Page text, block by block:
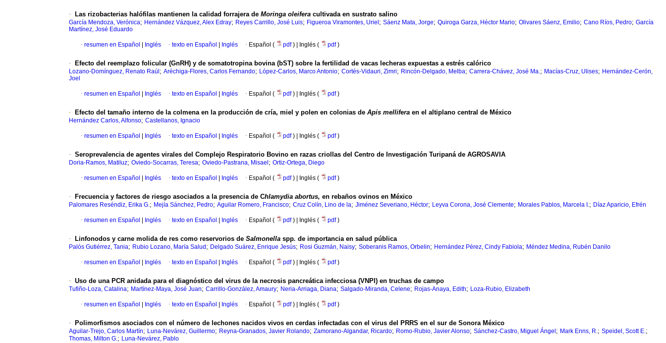
· Las rizobacterias halófilas mantienen la calidad forrajera de Moringa oleifera cultivada en sustrato salino
García Mendoza, Verónica; Hernández Vázquez, Alex Edray; Reyes Carrillo, José Luis; Figueroa Viramontes, Uriel ; Sáenz Mata, Jorge; Quiroga Garza, Héctor Mario; Olivares Sáenz, Emilio; Cano Ríos, Pedro; García
Martínez, José Eduardo
· resumen en Español Inglés · texto en Español Inglés · Español ( pdf) | Inglés ( pdf)
· Efecto del reemplazo folicular (GnRH) y de somatotropina bovina (bST) sobre la fertilidad de vacas lecheras expuestas a estrés calórico
Lozano-Domínguez, Renato Raúl ; Aréchiga-Flores, Carlos Fernando; López-Carlos, Marco Antonio; Cortés-Vidauri, Zimri; Rincón-Delgado, Melba; Carrera-Chávez, José Ma.; Macías-Cruz, Ulises; Hernández-Cerón,
Joel
· resumen en Español Inglés · texto en Español Inglés · Español ( pdf) | Inglés ( pdf)
· Efecto del tamaño interno de la colmena en la producción de cría, miel y polen en colonias de Apis mellifera en el altiplano central de México
Hernández Carlos, Alfonso; Castellanos, Ignacio
· resumen en Español Inglés · texto en Español Inglés · Español ( pdf) | Inglés ( pdf)
· Seroprevalencia de agentes virales del Complejo Respiratorio Bovino en razas criollas del Centro de Investigación Turipaná de AGROSAVIA
Doria-Ramos, Matiluz; Oviedo-Socarras, Teresa; Oviedo-Pastrana, Misael ; Ortiz-Ortega, Diego
· resumen en Español Inglés · texto en Español Inglés · Español ( pdf) | Inglés ( pdf)
· Frecuencia y factores de riesgo asociados a la presencia de Chlamydia abortus, en rebaños ovinos en México
Palomares Reséndiz, Erika G.; Mejía Sánchez, Pedro; Aguilar Romero, Francisco; Cruz Colín, Lino de la; Jiménez Severiano, Héctor; Leyva Corona, José Clemente; Morales Pablos, Marcela I.; Díaz Aparicio, Efrén
· resumen en Español Inglés · texto en Español Inglés · Español ( pdf) | Inglés ( pdf)
· Linfonodos y carne molida de res como reservorios de Salmonella spp. de importancia en salud pública
Palós Gutiérrez, Tania; Rubio Lozano, María Salud ; Delgado Suárez, Enrique Jesús; Rosi Guzmán, Naisy; Soberanis Ramos, Orbelin; Hernández Pérez, Cindy Fabiola; Méndez Medina, Rubén Danilo
· resumen en Español Inglés · texto en Español Inglés · Español ( pdf) | Inglés ( pdf)
· Uso de una PCR anidada para el diagnóstico del virus de la necrosis pancreática infecciosa (VNPI) en truchas de campo
Tufiño-Loza, Catalina; Martínez-Maya, José Juan; Carrillo-González, Amaury; Neria-Arriaga, Diana; Salgado-Miranda, Celene; Rojas-Anaya, Edith; Loza-Rubio, Elizabeth
· resumen en Español Inglés · texto en Español Inglés · Español ( pdf) | Inglés ( pdf)
· Polimorfismos asociados con el número de lechones nacidos vivos en cerdas infectadas con el virus del PRRS en el sur de Sonora México
Aguilar-Trejo, Carlos Martín; Luna-Nevárez, Guillermo; Reyna-Granados, Javier Rolando; Zamorano-Algandar, Ricardo; Romo-Rubio, Javier Alonso; Sánchez-Castro, Miguel Ángel ; Mark Enns, R.; Speidel, Scott E.;
Thomas, Milton G.; Luna-Nevárez, Pablo